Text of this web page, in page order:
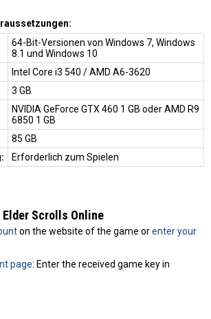
64-Bit-Versionen von Windows 7, Windows
8.1 und Windows 10
Intel Core i3 540 / AMD A6-3620
3 GB
NVIDIA GeForce GTX 460 1 GB oder AMD R9
6850 1 GB
85 GB
Erforderlich zum Spielen
Scrolls Online
on the website of the game orenter your
page: Enter the received game key in